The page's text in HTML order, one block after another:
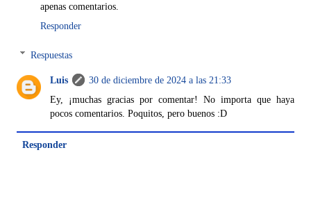
apenas comentarios.
Responder
Respuestas
Luis
30 de diciembre de 2024 a las 21:33
Ey, ¡muchas gracias por comentar! No importa que haya
pocos comentarios. Poquitos, pero buenos :D
Responder